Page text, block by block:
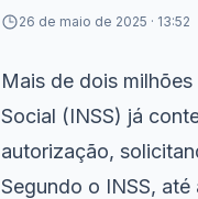
26 de maio de 2025 · 13:52
Mais de dois
Social (INSS) já
autorização,
Segundo o INSS,